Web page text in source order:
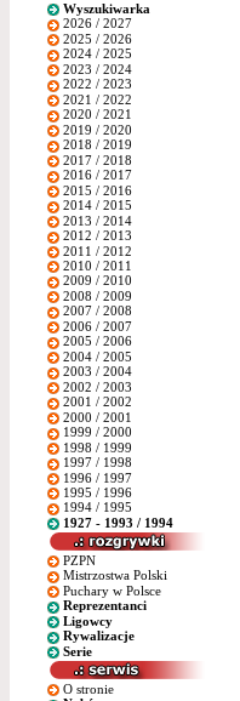
Wyszukiwarka
2026 / 2027
2025 / 2026
2024 / 2025
2023 / 2024
2022 / 2023
2021 / 2022
2020 / 2021
2019 / 2020
2018 / 2019
2017 / 2018
2016 / 2017
2015 / 2016
2014 / 2015
2013 / 2014
2012 / 2013
2011 / 2012
2010 / 2011
2009 / 2010
2008 / 2009
2007 / 2008
2006 / 2007
2005 / 2006
2004 / 2005
2003 / 2004
2002 / 2003
2001 / 2002
2000 / 2001
1999 / 2000
1998 / 1999
1997 / 1998
1996 / 1997
1995 / 1996
1994 / 1995
1927 - 1993 / 1994
PZPN
Mistrzostwa Polski
Puchary w Polsce
Reprezentanci
Ligowcy
Rywalizacje
Serie
O stronie